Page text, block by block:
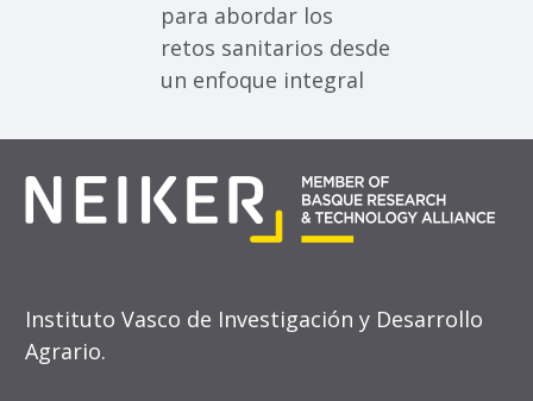
para abordar los
retos sanitarios desde
un enfoque integral
Instituto Vasco de Investigación y Desarrollo
Agrario.